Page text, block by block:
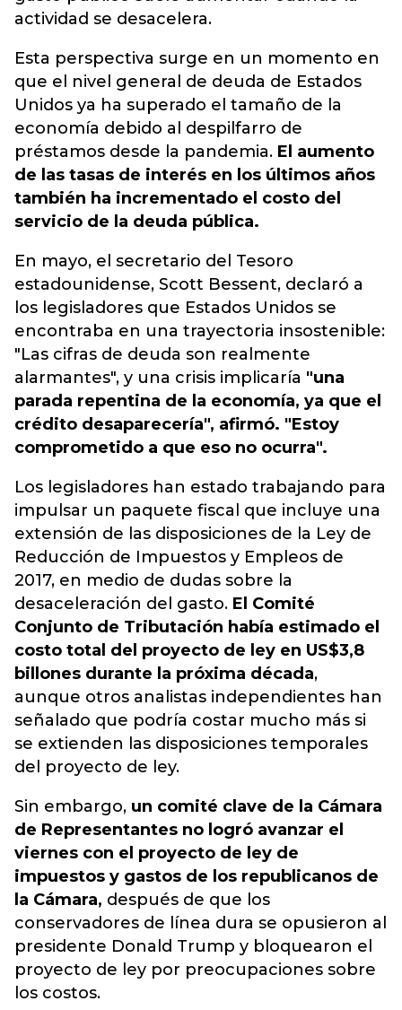
actividad se desacelera.
Esta perspectiva surge en un momento en
que el nivel general de deuda de Estados
Unidos ya ha superado el tamaño de la
economía debido al despilfarro de
préstamos desde la pandemia. El aumento
de las tasas de interés en los últimos años
también ha incrementado el costo del
servicio de la deuda pública.
En mayo, el secretario del Tesoro
estadounidense, Scott Bessent, declaró a
los legisladores que Estados Unidos se
encontraba en una trayectoria insostenible:
"Las cifras de deuda son realmente
alarmantes", y una crisis implicaría "una
parada repentina de la economía, ya que el
crédito desaparecería", afirmó. "Estoy
comprometido a que eso no ocurra".
Los legisladores han estado trabajando para
impulsar un paquete fiscal que incluye una
extensión de las disposiciones de la Ley de
Reducción de Impuestos y Empleos de
2017, en medio de dudas sobre la
desaceleración del gasto. El Comité
Conjunto de Tributación había estimado el
costo total del proyecto de ley en US$3,8
billones durante la próxima década,
aunque otros analistas independientes han
señalado que podría costar mucho más si
se extienden las disposiciones temporales
del proyecto de ley.
Sin embargo, un comité clave de la Cámara
de Representantes no logró avanzar el
viernes con el proyecto de ley de
impuestos y gastos de los republicanos de
la Cámara, después de que los
conservadores de línea dura se opusieron al
presidente Donald Trump y bloquearon el
proyecto de ley por preocupaciones sobre
los costos.